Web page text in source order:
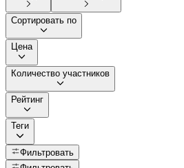
Сортировать по
Цена
Количество участников
Рейтинг
Теги
Фильтровать